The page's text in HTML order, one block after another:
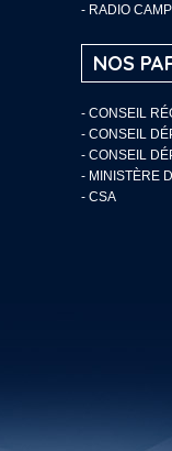
- RADIO
NOS
- CONSEIL
- CONSEIL
- CONSEIL
- MINISTÈRE
- CSA